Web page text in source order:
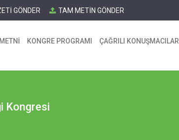
GÖNDER TAM METİN GÖNDER
KONGRE PROGRAMI ÇAĞRILI KONUŞMACILAR
Kongresi